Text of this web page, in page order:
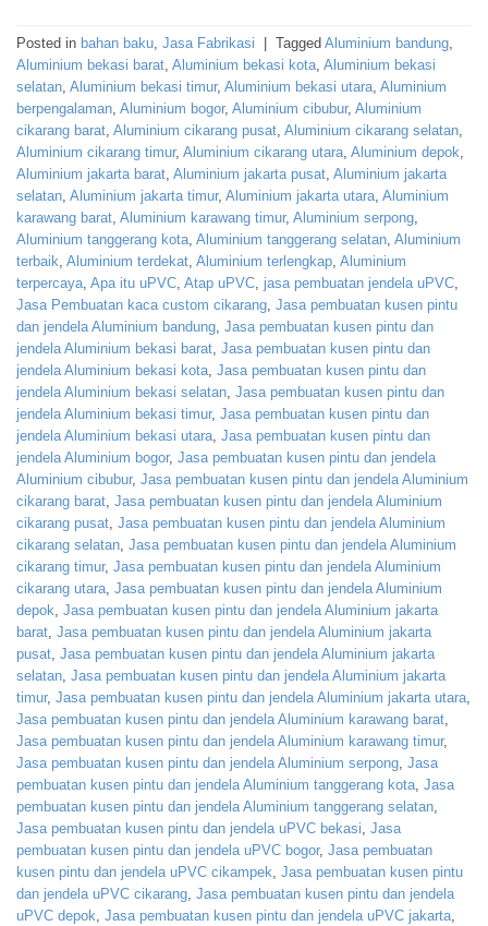
Posted in bahan baku, Jasa Fabrikasi Tagged Aluminium bandung,
Aluminium bekasi barat, Aluminium bekasi kota, Aluminium bekasi
selatan, Aluminium bekasi timur, Aluminium bekasi utara, Aluminium
berpengalaman, Aluminium bogor, Aluminium cibubur, Aluminium
cikarang barat, Aluminium cikarang pusat, Aluminium cikarang selatan,
Aluminium cikarang timur, Aluminium cikarang utara, Aluminium depok,
Aluminium jakarta barat, Aluminium jakarta pusat, Aluminium jakarta
selatan, Aluminium jakarta timur, Aluminium jakarta utara, Aluminium
karawang barat, Aluminium karawang timur, Aluminium serpong,
Aluminium tanggerang kota, Aluminium tanggerang selatan, Aluminium
terbaik, Aluminium terdekat, Aluminium terlengkap, Aluminium
terpercaya, Apa itu uPVC, Atap uPVC, jasa pembuatan jendela uPVC,
Jasa Pembuatan kaca custom cikarang, Jasa pembuatan kusen pintu
dan jendela Aluminium bandung, Jasa pembuatan kusen pintu dan
jendela Aluminium bekasi barat, Jasa pembuatan kusen pintu dan
jendela Aluminium bekasi kota, Jasa pembuatan kusen pintu dan
jendela Aluminium bekasi selatan, Jasa pembuatan kusen pintu dan
jendela Aluminium bekasi timur, Jasa pembuatan kusen pintu dan
jendela Aluminium bekasi utara, Jasa pembuatan kusen pintu dan
jendela Aluminium bogor, Jasa pembuatan kusen pintu dan jendela
Aluminium cibubur, Jasa pembuatan kusen pintu dan jendela Aluminium
cikarang barat, Jasa pembuatan kusen pintu dan jendela Aluminium
cikarang pusat, Jasa pembuatan kusen pintu dan jendela Aluminium
cikarang selatan, Jasa pembuatan kusen pintu dan jendela Aluminium
cikarang timur, Jasa pembuatan kusen pintu dan jendela Aluminium
cikarang utara, Jasa pembuatan kusen pintu dan jendela Aluminium
depok, Jasa pembuatan kusen pintu dan jendela Aluminium jakarta
barat, Jasa pembuatan kusen pintu dan jendela Aluminium jakarta
pusat, Jasa pembuatan kusen pintu dan jendela Aluminium jakarta
selatan, Jasa pembuatan kusen pintu dan jendela Aluminium jakarta
timur, Jasa pembuatan kusen pintu dan jendela Aluminium jakarta utara,
Jasa pembuatan kusen pintu dan jendela Aluminium karawang barat,
Jasa pembuatan kusen pintu dan jendela Aluminium karawang timur,
Jasa pembuatan kusen pintu dan jendela Aluminium serpong, Jasa
pembuatan kusen pintu dan jendela Aluminium tanggerang kota, Jasa
pembuatan kusen pintu dan jendela Aluminium tanggerang selatan,
Jasa pembuatan kusen pintu dan jendela uPVC bekasi, Jasa
pembuatan kusen pintu dan jendela uPVC bogor, Jasa pembuatan
kusen pintu dan jendela uPVC cikampek, Jasa pembuatan kusen pintu
dan jendela uPVC cikarang, Jasa pembuatan kusen pintu dan jendela
uPVC depok, Jasa pembuatan kusen pintu dan jendela uPVC jakarta,